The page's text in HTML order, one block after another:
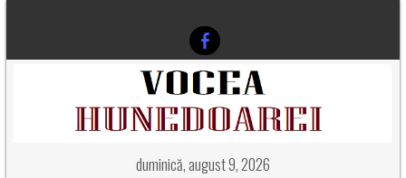
duminică, august 9, 2026